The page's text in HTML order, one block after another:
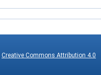
Creative Commons Attribution 4.0